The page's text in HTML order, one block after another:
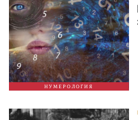
НУМЕРОЛОГИЯ